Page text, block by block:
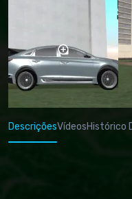
DescriçõesVídeosHistórico